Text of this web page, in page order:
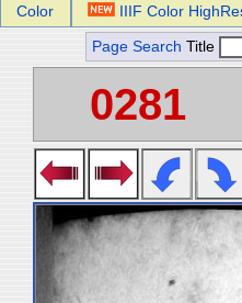
Color IIIF Color
Page Search Title
0281